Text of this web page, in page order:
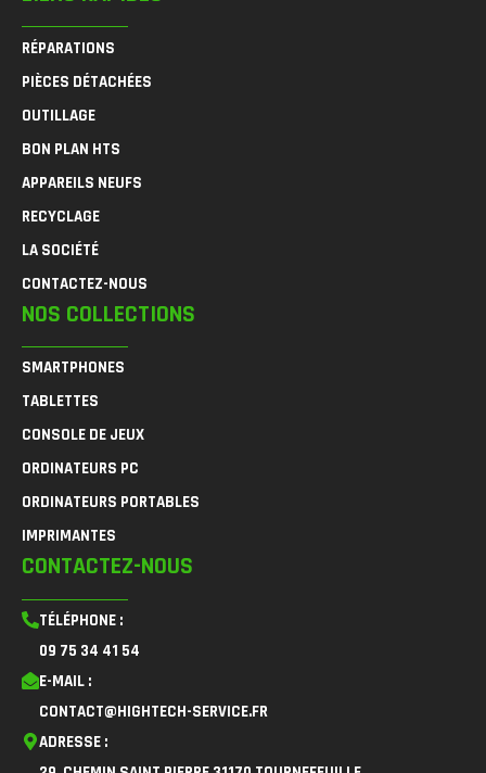
RÉPARATIONS
PIÈCES DÉTACHÉES
OUTILLAGE
BON PLAN HTS
APPAREILS NEUFS
RECYCLAGE
LA SOCIÉTÉ
CONTACTEZ-NOUS
NOS COLLECTIONS
SMARTPHONES
TABLETTES
CONSOLE DE JEUX
ORDINATEURS PC
ORDINATEURS PORTABLES
IMPRIMANTES
CONTACTEZ-NOUS
TÉLÉPHONE :
09 75 34 41 54
E-MAIL :
CONTACT@HIGHTECH-SERVICE.FR
ADRESSE :